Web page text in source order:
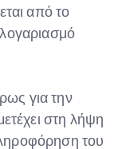
από το
για την
στη λήψη
του